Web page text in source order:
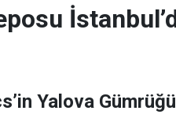
Yalova